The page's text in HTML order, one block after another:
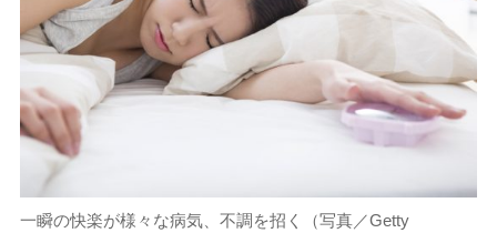
一瞬の快楽が様々な病気、不調を招く（写真／Getty